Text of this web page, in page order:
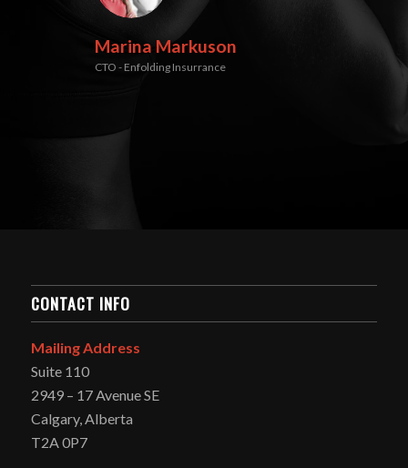
Marina Markuson
CTO - Enfolding Insurrance
CONTACT INFO
Mailing Address
Suite 110
2949 – 17 Avenue SE
Calgary, Alberta
T2A 0P7